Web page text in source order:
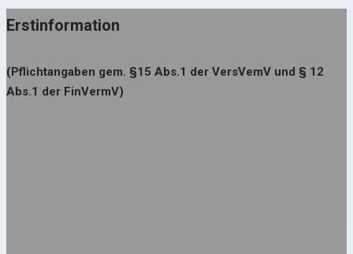
Erstinformation
(Pflichtangaben gem. §15 Abs.1 der VersVemV und § 12
Abs.1 der FinVermV)